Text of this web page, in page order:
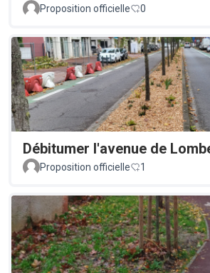
Proposition officielle 0
Débitumer l'avenue de
Proposition officielle
1